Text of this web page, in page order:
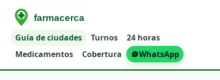
Guía de ciudades Turnos
24 horas
Medicamentos
Cobertura WhatsApp